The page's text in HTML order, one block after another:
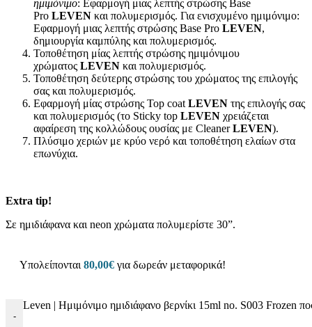
ημιμόνιμο: Εφαρμογή μιας λεπτής στρώσης Base
Pro LEVEN και πολυμερισμός. Για ενισχυμένο ημιμόνιμο:
Εφαρμογή μιας λεπτής στρώσης Base Pro LEVEN,
δημιουργία καμπύλης και πολυμερισμός.
Τοποθέτηση μίας λεπτής στρώσης ημιμόνιμου
χρώματος LEVEN και πολυμερισμός.
Τοποθέτηση δεύτερης στρώσης του χρώματος της επιλογής
σας και πολυμερισμός.
Εφαρμογή μίας στρώσης Top coat LEVEN της επιλογής σας
και πολυμερισμός (το Sticky top LEVEN χρειάζεται
αφαίρεση της κολλώδους ουσίας με CleanerLEVEN).
Πλύσιμο χεριών με κρύο νερό και τοποθέτηση ελαίων στα
επωνύχια.
Extra tip!
Σε ημιδιάφανα και neon χρώματα πολυμερίστε 30”.
Υπολείπονται 80,00€ για δωρεάν μεταφορικά!
-
Leven | Ημιμόνιμο ημιδιάφανο βερνίκι 15ml no. S003 Frozen